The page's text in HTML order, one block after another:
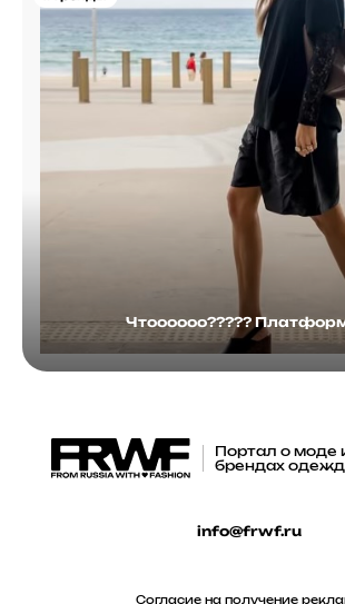
Чтоооооо?????
Портал о моде
брендах
info@frwf.ru
Согласие на получение